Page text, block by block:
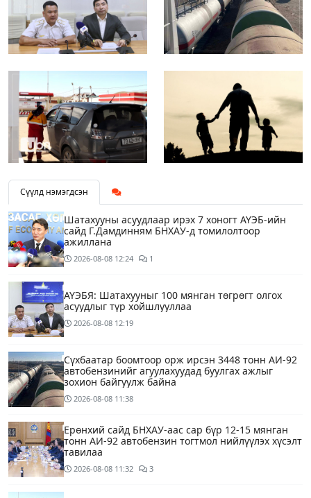
Сүүлд нэмэгдсэн
Шатахууны асуудлаар ирэх 7 хоногт АҮЭБ-ийн
сайд Г.Дамдинням БНХАУ-д томилолтоор
ажиллана
2026-08-08 12:24 1
АҮЭБЯ: Шатахууныг 100 мянган төгрөгт олгох
асуудлыг түр хойшлууллаа
2026-08-08 12:19
Сүхбаатар боомтоор орж ирсэн 3448 тонн АИ-92
автобензинийг агуулахуудад буулгах ажлыг
зохион байгуулж байна
2026-08-08 11:38
Ерөнхий сайд БНХАУ-аас сар бүр 12-15 мянган
тонн АИ-92 автобензин тогтмол нийлүүлэх хүсэлт
тавилаа
2026-08-08 11:32 3